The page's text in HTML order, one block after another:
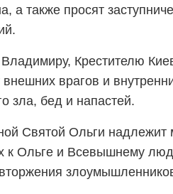
а также просят
Крестителю
врагов и
зла, бед и напастей.
Святой Ольги надлежит
Ольге и Всевышнему